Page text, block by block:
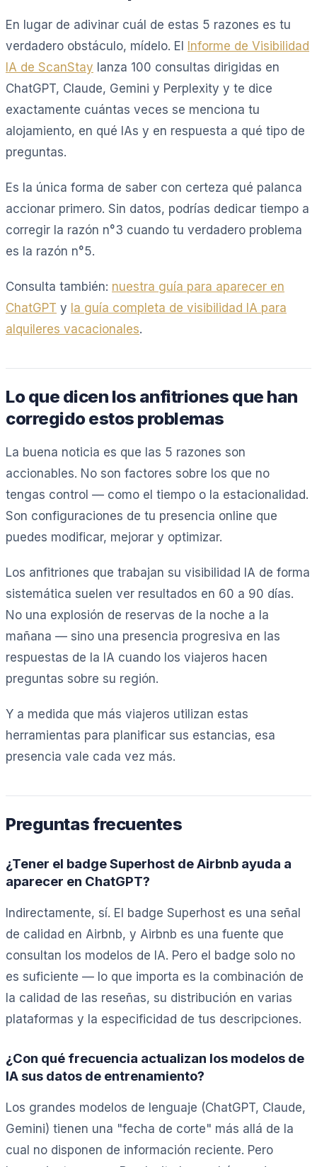
En lugar de adivinar cuál de estas 5 razones es tu
verdadero obstáculo, mídelo. El Informe de Visibilidad
IA de ScanStay lanza 100 consultas dirigidas en
ChatGPT, Claude, Gemini y Perplexity y te dice
exactamente cuántas veces se menciona tu
alojamiento, en qué IAs y en respuesta a qué tipo de
preguntas.
Es la única forma de saber con certeza qué palanca
accionar primero. Sin datos, podrías dedicar tiempo a
corregir la razón n°3 cuando tu verdadero problema
es la razón n°5.
Consulta también: nuestra guía para aparecer en
ChatGPT y la guía completa de visibilidad IA para
alquileres vacacionales.
Lo que dicen los anfitriones que han
corregido estos problemas
La buena noticia es que las 5 razones son
accionables. No son factores sobre los que no
tengas control — como el tiempo o la estacionalidad.
Son configuraciones de tu presencia online que
puedes modificar, mejorar y optimizar.
Los anfitriones que trabajan su visibilidad IA de forma
sistemática suelen ver resultados en 60 a 90 días.
No una explosión de reservas de la noche a la
mañana — sino una presencia progresiva en las
respuestas de la IA cuando los viajeros hacen
preguntas sobre su región.
Y a medida que más viajeros utilizan estas
herramientas para planificar sus estancias, esa
presencia vale cada vez más.
Preguntas frecuentes
¿Tener el badge Superhost de Airbnb ayuda a
aparecer en ChatGPT?
Indirectamente, sí. El badge Superhost es una señal
de calidad en Airbnb, y Airbnb es una fuente que
consultan los modelos de IA. Pero el badge solo no
es suficiente — lo que importa es la combinación de
la calidad de las reseñas, su distribución en varias
plataformas y la especificidad de tus descripciones.
¿Con qué frecuencia actualizan los modelos de
IA sus datos de entrenamiento?
Los grandes modelos de lenguaje (ChatGPT, Claude,
Gemini) tienen una "fecha de corte" más allá de la
cual no disponen de información reciente. Pero